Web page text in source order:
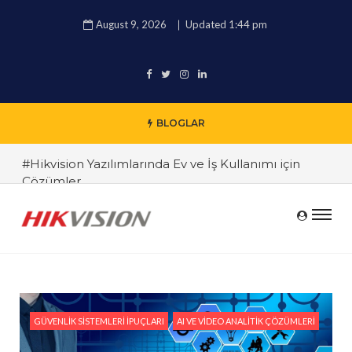
August 9, 2026 Updated 1:44 pm
BLOGLAR
#Hikvision Yazılımlarında Ev ve İş Kullanımı için
Çözümler
#Termal ve AI Destekli Kameralar Arasındaki
Farklar
#Endüstriyel Alanlarda Güvenlik Yönetimi Nasıl
Sağlanır?
GÜVENLIK SISTEMLERI İPUÇLARI AI VE VIDEO ANALITIK ÇÖZÜMLERI